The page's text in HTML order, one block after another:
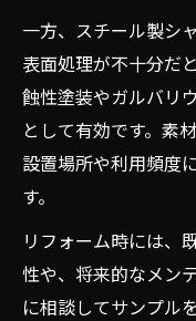
一方、スチール製シ
表面処理が不十分だ
蝕性塗装やガルバリ
として有効です。素
設置場所や利用頻度
す。
リフォーム時には、
性や、将来的なメン
に相談してサンプル